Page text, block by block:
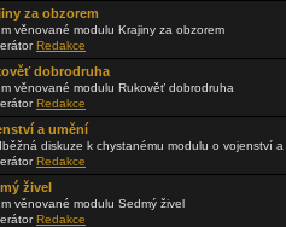
za obzorem
věnované modulu Krajiny za obzorem
Redakce
dobrodruha
věnované modulu Rukověť dobrodruha
Redakce
a umění
diskuze k chystanému modulu o vojenství
Redakce
živel
věnované modulu Sedmý živel
Redakce